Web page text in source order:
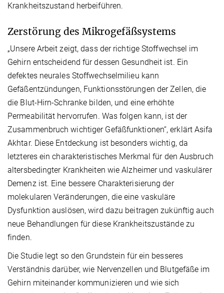
Krankheitszustand herbeiführen.
Zerstörung des Mikrogefäßsystems
„Unsere Arbeit zeigt, dass der richtige Stoffwechsel im
Gehirn entscheidend für dessen Gesundheit ist. Ein
defektes neurales Stoffwechselmilieu kann
Gefäßentzündungen, Funktionsstörungen der Zellen, die
die Blut-Hirn-Schranke bilden, und eine erhöhte
Permeabilität hervorrufen. Was folgen kann, ist der
Zusammenbruch wichtiger Gefäßfunktionen“, erklärt Asifa
Akhtar. Diese Entdeckung ist besonders wichtig, da
letzteres ein charakteristisches Merkmal für den Ausbruch
altersbedingter Krankheiten wie Alzheimer und vaskulärer
Demenz ist. Eine bessere Charakterisierung der
molekularen Veränderungen, die eine vaskuläre
Dysfunktion auslösen, wird dazu beitragen zukünftig auch
neue Behandlungen für diese Krankheitszustände zu
finden.
Die Studie legt so den Grundstein für ein besseres
Verständnis darüber, wie Nervenzellen und Blutgefäße im
Gehirn miteinander kommunizieren und wie sich